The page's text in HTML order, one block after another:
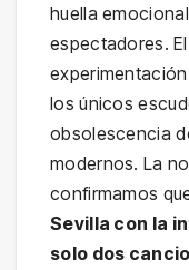
huella
espectadores.
los únicos
obsolescencia
modernos. La
confirmamos
Sevilla con la
solo dos